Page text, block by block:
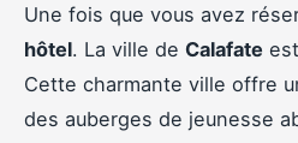
Une fois que vous avez
hôtel. La ville de Calafate
Cette charmante ville offre
des auberges de jeunesse